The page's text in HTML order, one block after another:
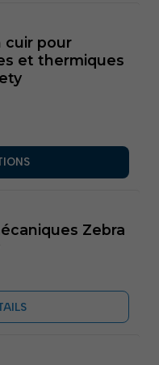
cuir pour
et thermiques
Zebra